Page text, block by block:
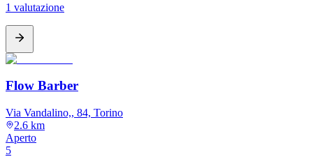
1 valutazione
Flow Barber
Via Vandalino,, 84, Torino
2.6 km
Aperto
5